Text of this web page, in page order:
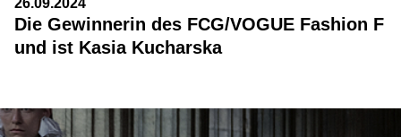
26.09.2024
Die Gewinnerin des FCG/VOGUE Fashion F
und ist Kasia Kucharska